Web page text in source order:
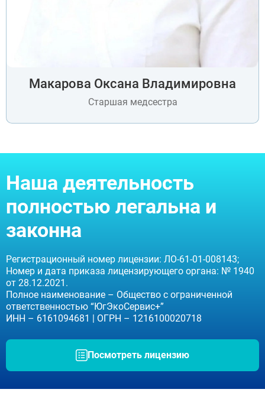
Макарова Оксана Владимировна
Старшая медсестра
Наша деятельность
полностью легальна и
законна
Регистрационный номер лицензии: ЛО-61-01-008143;
Номер и дата приказа лицензирующего органа: № 1940
от 28.12.2021.
Полное наименование – Общество с ограниченной
ответственностью “ЮгЭкоСервис+”
ИНН – 6161094681 | ОГРН – 1216100020718
Посмотреть лицензию
ВЫБРАТЬ ГОРОД
Воскресенск
Долгопрудный
Домодедово
Егорьевск
Коломна
Красногорск
Королёв
Лобня
Люберцы
Мытищи
Орехово-Зуево